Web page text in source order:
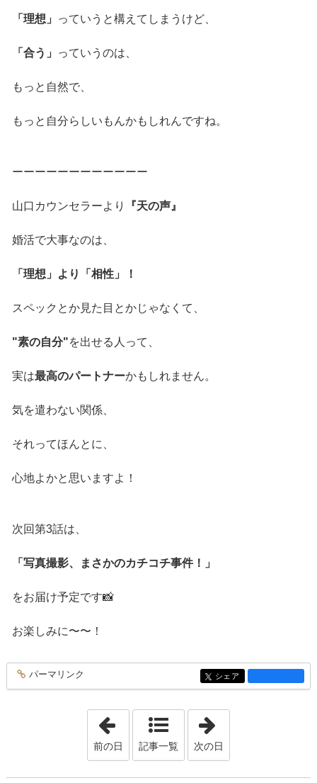
「理想」 っていうと構えてしまうけど、
「合う」 っていうのは、
もっと自然で、
もっと自分らしいもんかもしれんですね。
ーーーーーーーーーーーー
山口カウンセラーより 『天の声』
婚活で大事なのは、
「理想」より「相性」！
スペックとか見た目とかじゃなくて、
"素の自分"を出せる人って、
実は最高のパートナーかもしれません。
気を遣わない関係、
それってほんとに、
心地よかと思いますよ！
次回第3話は、
「写真撮影、まさかのカチコチ事件！」
をお届け予定です📸
お楽しみに〜〜！
entry3711
パーマリンク entry3711
シェア
「2025年7月 7日」
前の日 記事一覧 次の日